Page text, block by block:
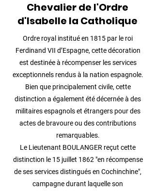
Chevalier de l'Ordre
d'Isabelle la Catholique
Ordre royal institué en 1815 par le roi
Ferdinand VII d’Espagne, cette décoration
est destinée à récompenser les services
exceptionnels rendus à la nation espagnole.
Bien que principalement civile, cette
distinction a également été décernée à des
militaires espagnols et étrangers pour des
actes de bravoure ou des contributions
remarquables.
Le Lieutenant BOULANGER reçut cette
distinction le 15 juillet 1862 "en récompense
de ses services distingués en Cochinchine",
campagne durant laquelle son